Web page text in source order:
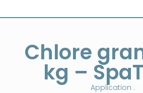
Chlore
kg –
Application :